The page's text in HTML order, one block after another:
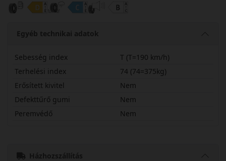
Egyéb technikai adatok
Sebesség index
T (T=190 km/h)
Terhelési index
74 (74=375kg)
Erősített kivitel
Nem
Defekttűrő gumi
Nem
Peremvédő
Nem
Házhozszállítás